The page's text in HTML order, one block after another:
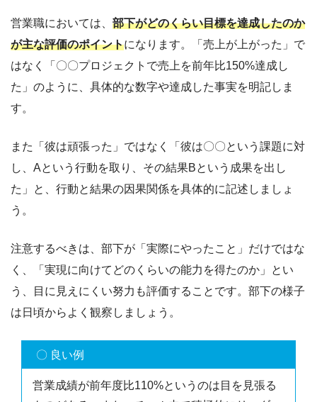
営業職においては、 部下がどのくらい目標を達成したのか
が主な評価のポイントになります。「売上が上がった」で
はなく「〇〇プロジェクトで売上を前年比150%達成し
た」のように、具体的な数字や達成した事実を明記しま
す。
また「彼は頑張った」ではなく「彼は〇〇という課題に対
し、Aという行動を取り、その結果Bという成果を出し
た」と、行動と結果の因果関係を具体的に記述しましょ
う。
注意するべきは、部下が「実際にやったこと」だけではな
く、「実現に向けてどのくらいの能力を得たのか」とい
う、目に見えにくい努力も評価することです。部下の様子
は日頃からよく観察しましょう。
〇 良い例
営業成績が前年度比110%というのは目を見張る